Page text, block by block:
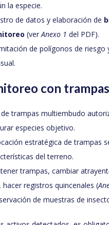
la especie.
de datos y elaboración de
(verAnexo 1 del PDF).
de polígonos de riesgo
con trampas
trampas multiembudo
especies objetivo.
estratégica de trampas
del terreno.
trampas, cambiar
hacer registros quincenales (
de muestras de